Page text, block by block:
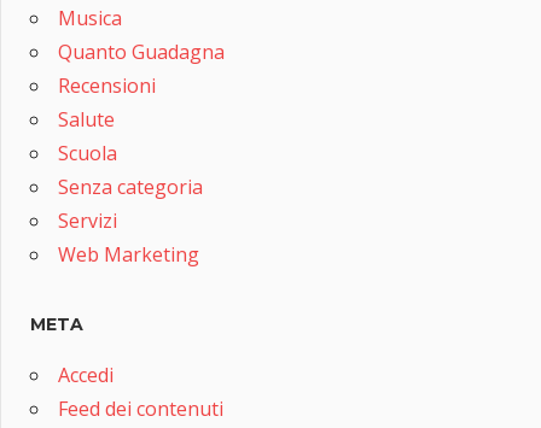
Musica
Quanto Guadagna
Recensioni
Salute
Scuola
Senza categoria
Servizi
Web Marketing
META
Accedi
Feed dei contenuti